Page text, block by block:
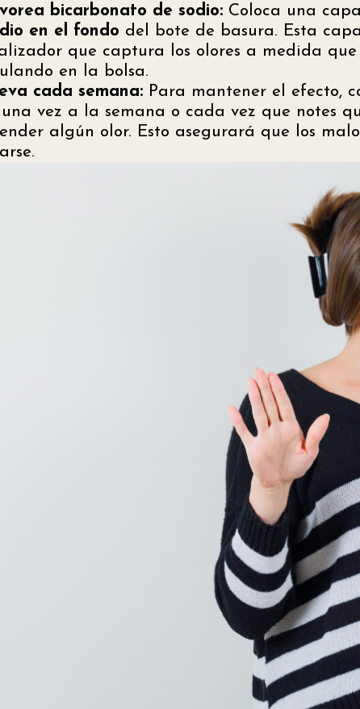
bicarbonato de sodio: Coloca una
en el fondo del bote de basura. Esta
que captura los olores a medida que
en la bolsa.
cada semana: Para mantener el efecto,
vez a la semana o cada vez que notes
algún olor. Esto asegurará que los